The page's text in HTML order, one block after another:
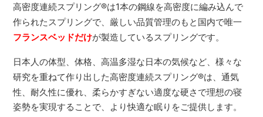
高密度連続スプリング®は1本の鋼線を高密度に編み込んで
作られたスプリングで、厳しい品質管理のもと国内で唯一
フランスベッドだけが製造しているスプリングです。
日本人の体型、体格、高温多湿な日本の気候など、様々な
研究を重ねて作り出した高密度連続スプリング®は、通気
性、耐久性に優れ、柔らかすぎない適度な硬さで理想の寝
姿勢を実現することで、より快適な眠りをご提供します。